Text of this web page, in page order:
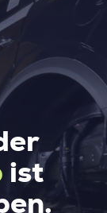
ist